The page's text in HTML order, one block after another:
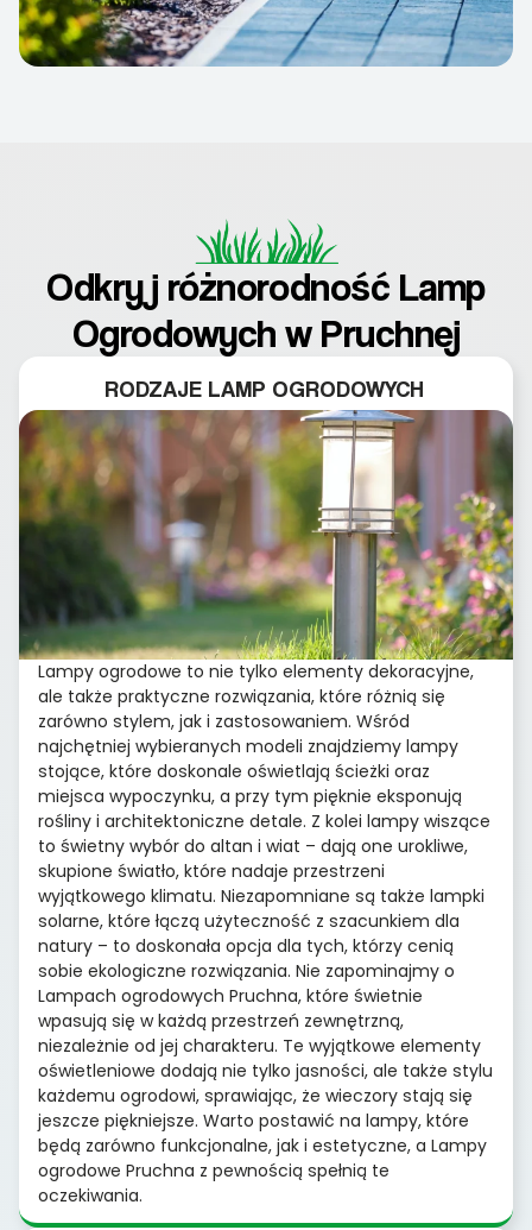
Odkryj różnorodność Lamp
Ogrodowych w Pruchnej
RODZAJE LAMP OGRODOWYCH
Lampy ogrodowe to nie tylko elementy dekoracyjne,
ale także praktyczne rozwiązania, które różnią się
zarówno stylem, jak i zastosowaniem. Wśród
najchętniej wybieranych modeli znajdziemy lampy
stojące, które doskonale oświetlają ścieżki oraz
miejsca wypoczynku, a przy tym pięknie eksponują
rośliny i architektoniczne detale. Z kolei lampy wiszące
to świetny wybór do altan i wiat – dają one urokliwe,
skupione światło, które nadaje przestrzeni
wyjątkowego klimatu. Niezapomniane są także lampki
solarne, które łączą użyteczność z szacunkiem dla
natury – to doskonała opcja dla tych, którzy cenią
sobie ekologiczne rozwiązania. Nie zapominajmy o
Lampach ogrodowych Pruchna, które świetnie
wpasują się w każdą przestrzeń zewnętrzną,
niezależnie od jej charakteru. Te wyjątkowe elementy
oświetleniowe dodają nie tylko jasności, ale także stylu
każdemu ogrodowi, sprawiając, że wieczory stają się
jeszcze piękniejsze. Warto postawić na lampy, które
będą zarówno funkcjonalne, jak i estetyczne, a Lampy
ogrodowe Pruchna z pewnością spełnią te
oczekiwania.